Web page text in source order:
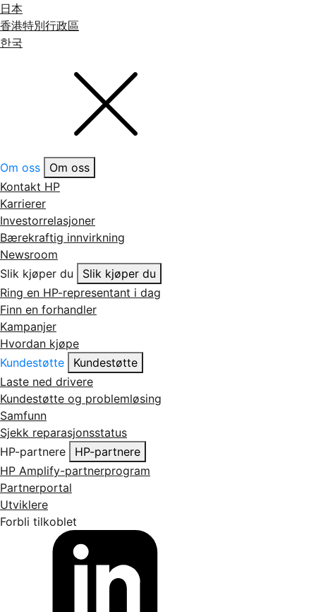
日本
香港特別行政區
한국
Om oss
Om oss
Kontakt HP
Karrierer
Investorrelasjoner
Bærekraftig innvirkning
Newsroom
Slik kjøper du
Slik kjøper du
Ring en HP-representant i dag
Finn en forhandler
Kampanjer
Hvordan kjøpe
Kundestøtte
Kundestøtte
Laste ned drivere
Kundestøtte og problemløsing
Samfunn
Sjekk reparasjonsstatus
HP-partnere
HP-partnere
HP Amplify-partnerprogram
Partnerportal
Utviklere
Forbli tilkoblet